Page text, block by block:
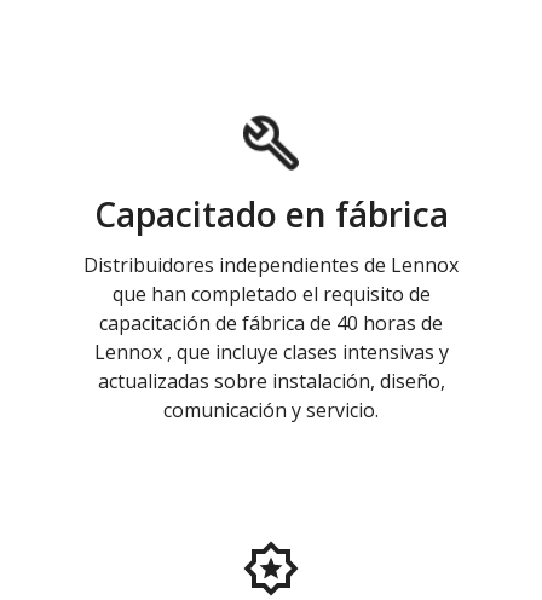
Capacitado en fábrica
Distribuidores independientes de Lennox
que han completado el requisito de
capacitación de fábrica de 40 horas de
Lennox , que incluye clases intensivas y
actualizadas sobre instalación, diseño,
comunicación y servicio.